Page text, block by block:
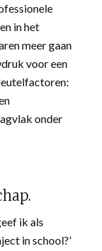
in het
meer gaan
voor een
onder
ik als
in school?’